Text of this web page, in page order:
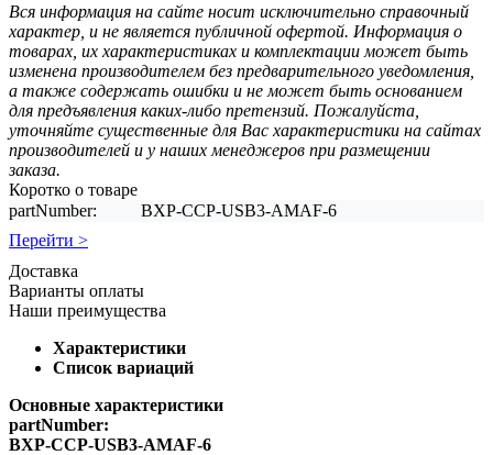
Вся информация на сайте носит исключительно справочный
характер, и не является публичной офертой. Информация о
товарах, их характеристиках и комплектации может быть
изменена производителем без предварительного уведомления,
а также содержать ошибки и не может быть основанием
для предъявления каких-либо претензий. Пожалуйста,
уточняйте существенные для Вас характеристики на сайтах
производителей и у наших менеджеров при размещении
заказа.
Коротко о товаре
partNumber:
BXP-CCP-USB3-AMAF-6
Перейти >
Доставка
Варианты оплаты
Наши преимущества
Характеристики
Список вариаций
Основные характеристики
partNumber:
BXP-CCP-USB3-AMAF-6